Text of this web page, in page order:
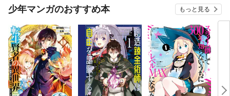
少年マンガのおすすめ本 もっと見る